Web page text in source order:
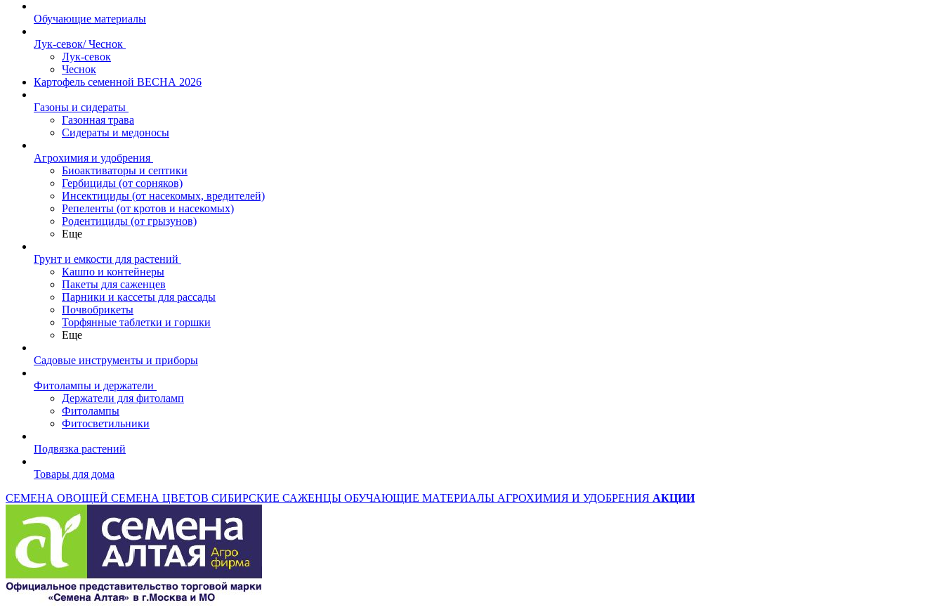
Обучающие материалы
Лук-севок/ Чеснок
Лук-севок
Чеснок
Картофель семенной ВЕСНА 2026
Газоны и сидераты
Газонная трава
Сидераты и медоносы
Агрохимия и удобрения
Биоактиваторы и септики
Гербициды (от сорняков)
Инсектициды (от насекомых, вредителей)
Репеленты (от кротов и насекомых)
Родентициды (от грызунов)
Еще
Грунт и емкости для растений
Кашпо и контейнеры
Пакеты для саженцев
Парники и кассеты для рассады
Почвобрикеты
Торфянные таблетки и горшки
Еще
Садовые инструменты и приборы
Фитолампы и держатели
Держатели для фитоламп
Фитолампы
Фитосветильники
Подвязка растений
Товары для дома
СЕМЕНА ОВОЩЕЙ СЕМЕНА ЦВЕТОВ СИБИРСКИЕ САЖЕНЦЫ ОБУЧАЮЩИЕ МАТЕРИАЛЫ АГРОХИМИЯ И УДОБРЕНИЯ АКЦИИ